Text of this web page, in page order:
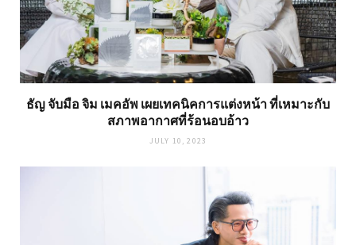
ธัญ จับมือ จิม เมคอัพ เผยเทคนิคการแต่งหน้า ที่เหมาะกับ
สภาพอากาศที่ร้อนอบอ้าว
JULY 10, 2023